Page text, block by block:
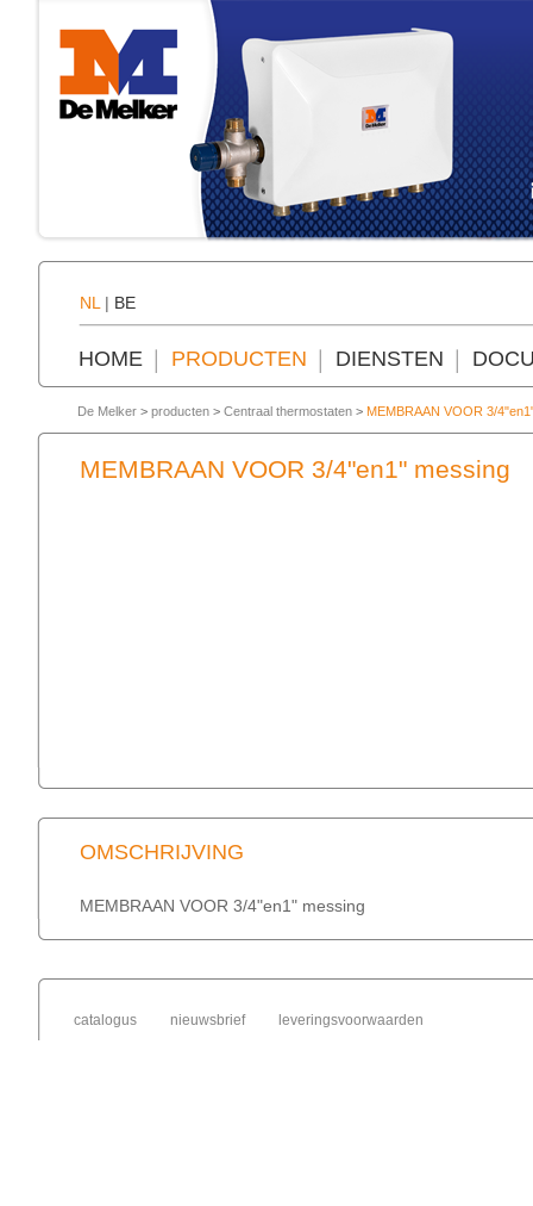
NL | BE
HOME PRODUCTEN DIENSTEN
De Melker > producten > Centraal thermostaten > MEMBRAAN VOOR 3/
MEMBRAAN VOOR 3/4"en1" messing
OMSCHRIJVING
MEMBRAAN VOOR 3/4"en1" messing
catalogus nieuwsbrief leveringsvoorwaarden